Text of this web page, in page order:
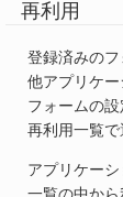
再利用
登録済みのフ
他アプリケ
フォームの
再利用一覧
アプリケー